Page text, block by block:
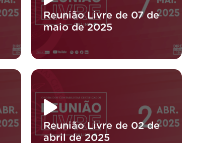
Reunião Livre de 07 de
maio de 2025
Reunião Livre de 02 de
abril de 2025